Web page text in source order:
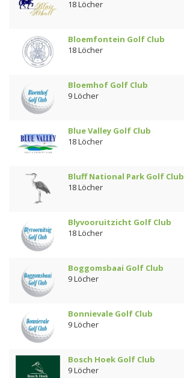
18 Löcher
Bloemfontein Golf Club
18 Löcher
Bloemhof Golf Club
9 Löcher
Blue Valley Golf Club
18 Löcher
Bluff National Park Golf Club
18 Löcher
Blyvooruitzicht Golf Club
18 Löcher
Boggomsbaai Golf Club
9 Löcher
Bonnievale Golf Club
9 Löcher
Bosch Hoek Golf Club
9 Löcher